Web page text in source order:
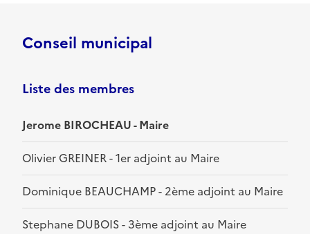
Conseil municipal
Liste des membres
Jerome BIROCHEAU - Maire
Olivier GREINER - 1er adjoint au Maire
Dominique BEAUCHAMP - 2ème adjoint au Maire
Stephane DUBOIS - 3ème adjoint au Maire